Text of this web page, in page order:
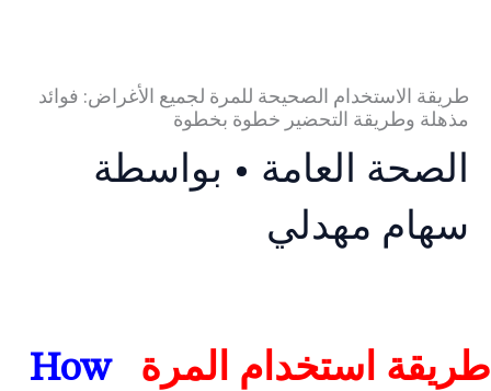
طريقة الاستخدام الصحيحة للمرة لجميع الأغراض: فوائد
مذهلة وطريقة التحضير خطوة بخطوة
الصحة العامة • بواسطة
سهام مهدلي
طريقة استخدام المرة
How